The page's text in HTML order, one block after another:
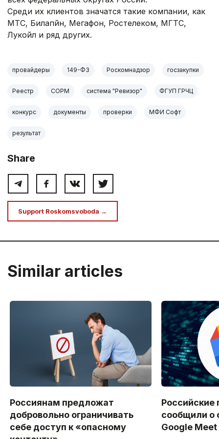
Среди их клиентов значатся такие компании, как
МТС, Билапйн, Мегафон, Ростелеком, МГТС,
Лукойл и ряд других.
провайдеры 149-ФЗ Роскомнадзор госзакупки
Реестр СОРМ система "Ревизор" ФГУП ГРЧЦ
конкурс документы проверки МФИ Софт
результат
Share
Support Roskomsvoboda →
Similar articles
Россиянам предложат
добровольно ограничивать
себе доступ к «опасному
Российские
сообщили о
Google Meet